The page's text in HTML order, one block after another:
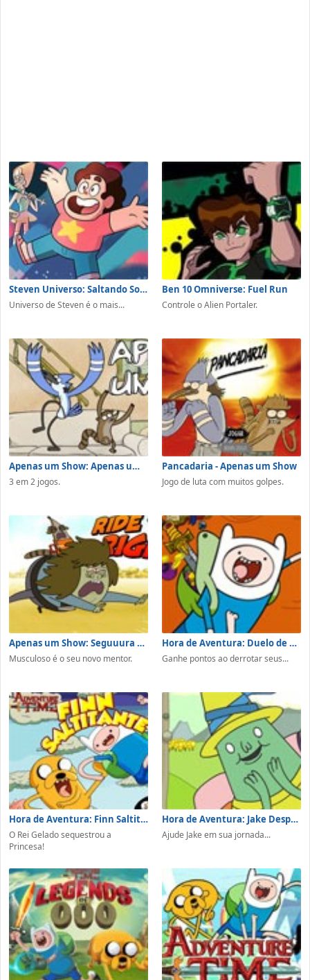
Steven Universo: Saltando Sobre Pedras
Universo de Steven é o mais...
Ben 10 Omniverse: Fuel Run
Controle o Alien Portaler.
Apenas um Show: Apenas um Jogo
3 em 2 jogos.
Pancadaria - Apenas um Show
Jogo de luta com muitos golpes.
Apenas um Show: Seguuura Rigby!
Musculoso é o seu novo mentor.
Hora de Aventura: Duelo de Espadas
Ganhe pontos ao derrotar seus...
Hora de Aventura: Finn Saltitante
O Rei Gelado sequestrou a
Princesa!
Hora de Aventura: Jake Despedaçado
Ajude Jake em sua jornada...